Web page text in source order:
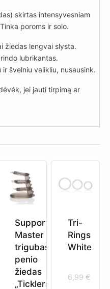
skirtas intensyvesniam
poroms ir solo.
žiedas lengvai slysta.
lubrikantas.
švelniu valikliu, nusausink.
jei jauti tirpimą ar
Support
Master
trigubas
penio
žiedas
„Ticklers“,
Tri-
Rings
White
6,99 €